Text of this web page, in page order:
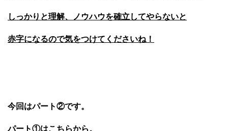
しっかりと理解、ノウハウを確立してやらないと
赤字になるので気をつけてくださいね！
今回はパート②です。
パート①はこちらから。